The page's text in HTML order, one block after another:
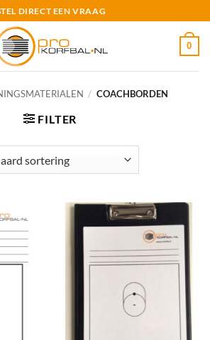
DIRECT EEN VRAAG
0
/ COACHBORDEN
FILTER